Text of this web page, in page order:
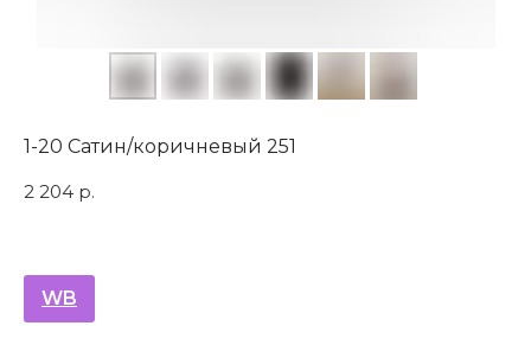
1-20 Cатин/коричневый 251
2 204 р.
WB